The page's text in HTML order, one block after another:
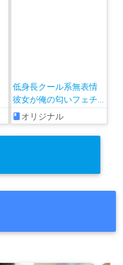
低身長クール系無表情
彼女が俺の匂いフェチ
だと発覚したらもう――!
オリジナル